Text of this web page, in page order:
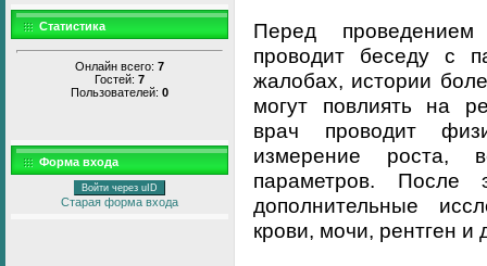
Статистика
Онлайн всего: 7
Гостей: 7
Пользователей: 0
Форма входа
Войти через uID
Старая форма входа
Перед
проводит беседу с
жалобах, истории
могут повлиять на
врач проводит
измерение роста,
параметров. После
дополнительные
крови, мочи, рентген и